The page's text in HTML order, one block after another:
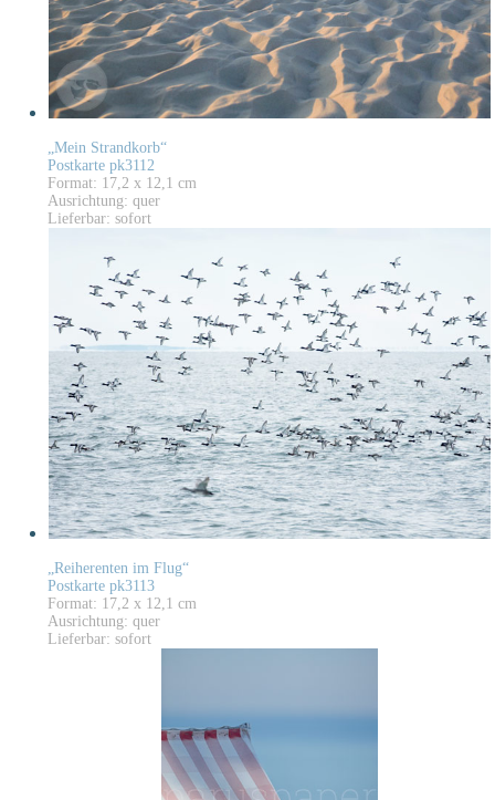
„Mein Strandkorb“
Postkarte pk3112
Format: 17,2 x 12,1 cm
Ausrichtung: quer
Lieferbar: sofort
„Reiherenten im Flug“
Postkarte pk3113
Format: 17,2 x 12,1 cm
Ausrichtung: quer
Lieferbar: sofort